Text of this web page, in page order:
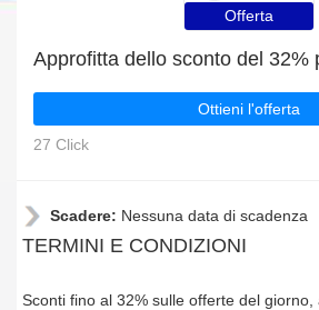
Offerta
Ottieni l'offerta
27 Click
Scadere: Nessuna data di scadenza
TERMINI E CONDIZIONI
Sconti fino al 32% sulle offerte del giorno,